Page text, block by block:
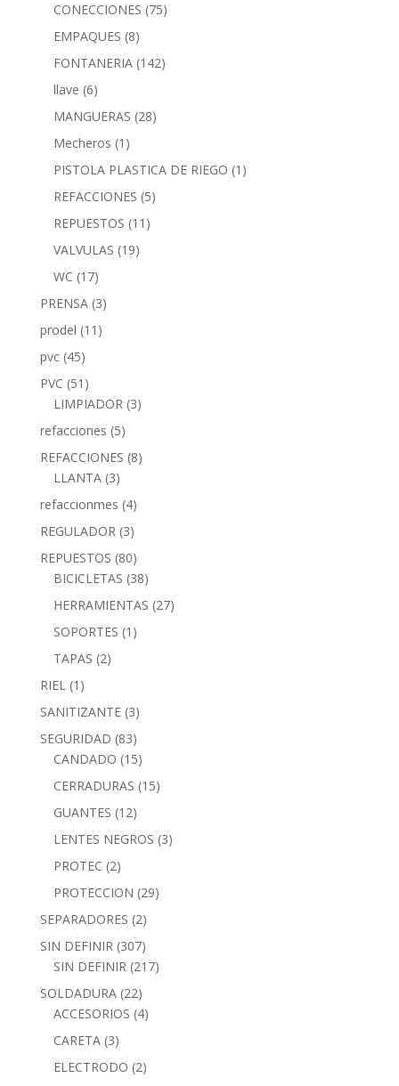
CONECCIONES (75)
EMPAQUES (8)
FONTANERIA (142)
llave (6)
MANGUERAS (28)
Mecheros (1)
PISTOLA PLASTICA DE RIEGO (1)
REFACCIONES (5)
REPUESTOS (11)
VALVULAS (19)
WC (17)
PRENSA (3)
prodel (11)
pvc (45)
PVC (51)
LIMPIADOR (3)
refacciones (5)
REFACCIONES (8)
LLANTA (3)
refaccionmes (4)
REGULADOR (3)
REPUESTOS (80)
BICICLETAS (38)
HERRAMIENTAS (27)
SOPORTES (1)
TAPAS (2)
RIEL (1)
SANITIZANTE (3)
SEGURIDAD (83)
CANDADO (15)
CERRADURAS (15)
GUANTES (12)
LENTES NEGROS (3)
PROTEC (2)
PROTECCION (29)
SEPARADORES (2)
SIN DEFINIR (307)
SIN DEFINIR (217)
SOLDADURA (22)
ACCESORIOS (4)
CARETA (3)
ELECTRODO (2)